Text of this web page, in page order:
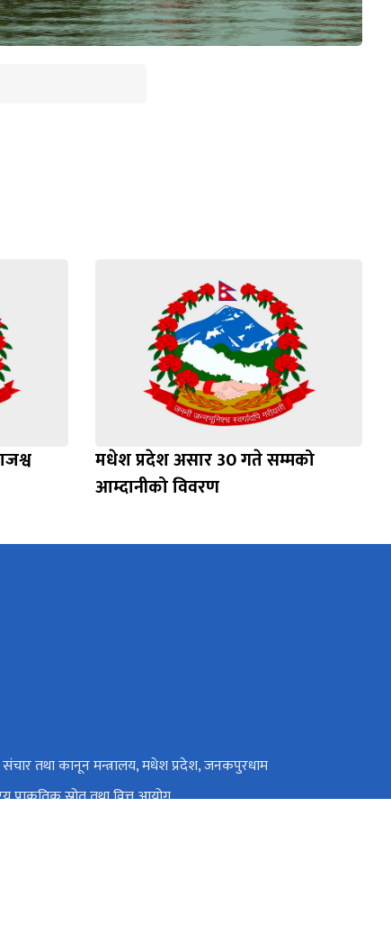
मधेश प्रदेश असार 30 गते सम्मको
आम्दानीको विवरण
तथा कानून मन्त्रालय, मधेश प्रदेश, जनकपुरधाम
प्राकृतिक स्रोत तथा वित्त आयोग